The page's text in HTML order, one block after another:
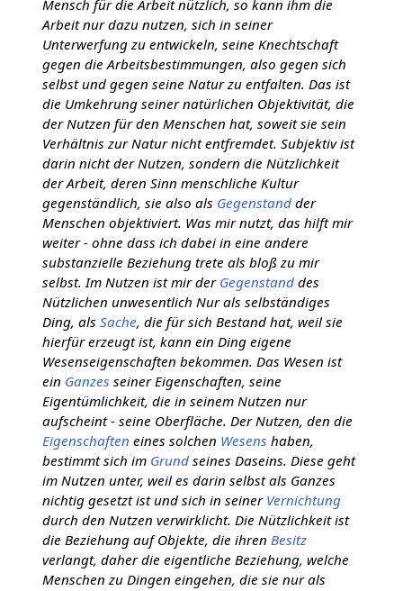
Mensch für die Arbeit nützlich, so kann ihm die
Arbeit nur dazu nutzen, sich in seiner
Unterwerfung zu entwickeln, seine Knechtschaft
gegen die Arbeitsbestimmungen, also gegen sich
selbst und gegen seine Natur zu entfalten. Das ist
die Umkehrung seiner natürlichen Objektivität, die
der Nutzen für den Menschen hat, soweit sie sein
Verhältnis zur Natur nicht entfremdet. Subjektiv ist
darin nicht der Nutzen, sondern die Nützlichkeit
der Arbeit, deren Sinn menschliche Kultur
gegenständlich, sie also als Gegenstandder
Menschen objektiviert. Was mir nutzt, das hilft mir
weiter - ohne dass ich dabei in eine andere
substanzielle Beziehung trete als bloß zu mir
selbst. Im Nutzen ist mir der Gegenstanddes
Nützlichen unwesentlich Nur als selbständiges
Ding, als Sache, die für sich Bestand hat, weil sie
hierfür erzeugt ist, kann ein Ding eigene
Wesenseigenschaften bekommen. Das Wesen ist
ein Ganzes seiner Eigenschaften, seine
Eigentümlichkeit, die in seinem Nutzen nur
aufscheint - seine Oberfläche. Der Nutzen, den die
Eigenschaften eines solchen Wesens haben,
bestimmt sich im Grundseines Daseins. Diese geht
im Nutzen unter, weil es darin selbst als Ganzes
nichtig gesetzt ist und sich in seiner Vernichtung
durch den Nutzen verwirklicht. Die Nützlichkeit ist
die Beziehung auf Objekte, die ihren Besitz
verlangt, daher die eigentliche Beziehung, welche
Menschen zu Dingen eingehen, die sie nur als